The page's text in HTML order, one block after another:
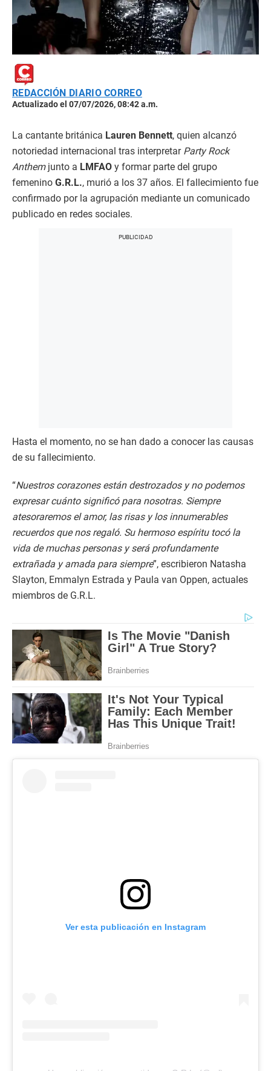
REDACCIÓN DIARIO CORREO
Actualizado el 07/07/2026, 08:42 a.m.
La cantante británica Lauren Bennett, quien alcanzó
notoriedad internacional tras interpretar Party Rock
Anthemjunto a LMFAO y formar parte del grupo
femenino G.R.L., murió a los 37 años. El fallecimiento fue
confirmado por la agrupación mediante un comunicado
publicado en redes sociales.
Hasta el momento, no se han dado a conocer las causas
de su fallecimiento.
“Nuestros corazones están destrozados y no podemos
expresar cuánto significó para nosotras. Siempre
atesoraremos el amor, las risas y los innumerables
recuerdos que nos regaló. Su hermoso espíritu tocó la
vida de muchas personas y será profundamente
extrañada y amada para siempre”, escribieron Natasha
Slayton, Emmalyn Estrada y Paula van Oppen, actuales
miembros de G.R.L.
Ver esta publicación en Instagram